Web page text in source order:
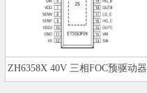
ZH6358X 40V 三相FOC预驱动器